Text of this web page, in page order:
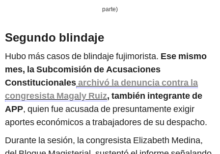
parte)
Segundo blindaje
Hubo más casos de blindaje fujimorista. Ese mismo
mes, la Subcomisión de Acusaciones
Constitucionalesarchivó la denuncia contra la
congresista Magaly Ruiz, también integrante de
APP, quien fue acusada de presuntamente exigir
aportes económicos a trabajadores de su despacho.
Durante la sesión, la congresista Elizabeth Medina,